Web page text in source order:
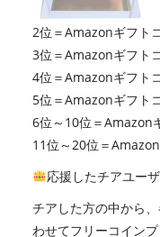
2位＝Amazonギフト
3位＝Amazonギフト
4位＝Amazonギフト
5位＝Amazonギフト
6位～10位＝Amazon
11位～20位＝
応援したチアユー
チアした方の中から
わせてフリーコイン